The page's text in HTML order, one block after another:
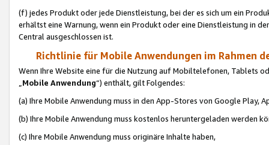
(f) jedes Produkt oder jede Dienstleistung, bei der es sich um ein
erhältst eine Warnung, wenn ein Produkt oder eine Dienstleistung in
Central ausgeschlossen ist.
Richtlinie für Mobile Anwendungen im Rahmen
Wenn Ihre Website eine für die Nutzung auf Mobiltelefonen, Tablets
„Mobile Anwendung“) enthält, gilt Folgendes:
(a) Ihre Mobile Anwendung muss in den App-Stores von Google Play,
(b) Ihre Mobile Anwendung muss kostenlos heruntergeladen werden
(c) Ihre Mobile Anwendung muss originäre Inhalte haben,